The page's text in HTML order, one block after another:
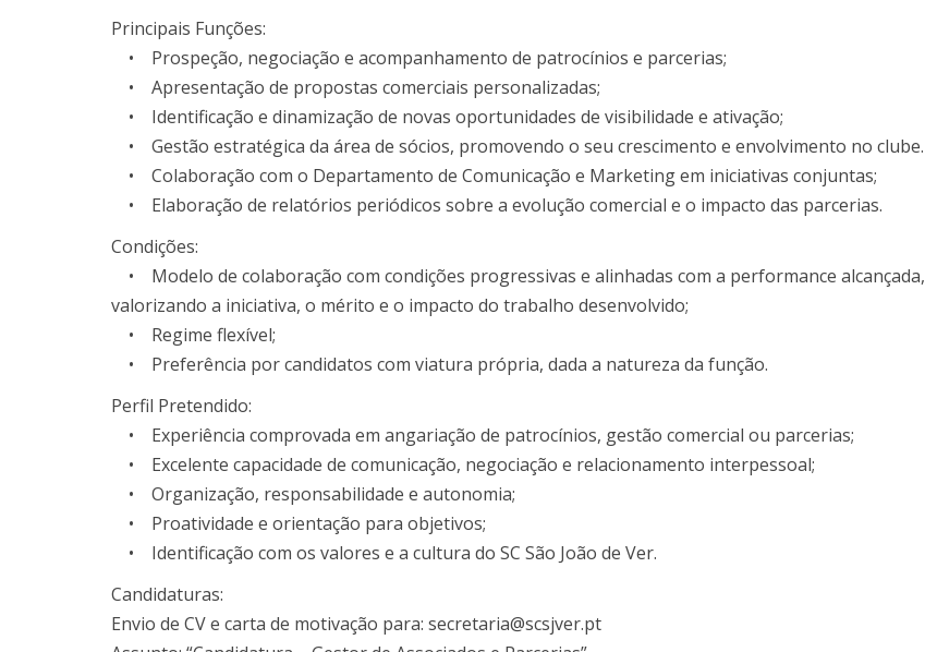
Principais Funções:
• Prospeção, negociação e acompanhamento de patrocínios e parcerias;
• Apresentação de propostas comerciais personalizadas;
• Identificação e dinamização de novas oportunidades de visibilidade e ativação;
• Gestão estratégica da área de sócios, promovendo o seu crescimento e envolvimento no clube.
• Colaboração com o Departamento de Comunicação e Marketing em iniciativas conjuntas;
• Elaboração de relatórios periódicos sobre a evolução comercial e o impacto das parcerias.
Condições:
• Modelo de colaboração com condições progressivas e alinhadas com a performance alcançada,
valorizando a iniciativa, o mérito e o impacto do trabalho desenvolvido;
• Regime flexível;
• Preferência por candidatos com viatura própria, dada a natureza da função.
Perfil Pretendido:
• Experiência comprovada em angariação de patrocínios, gestão comercial ou parcerias;
• Excelente capacidade de comunicação, negociação e relacionamento interpessoal;
• Organização, responsabilidade e autonomia;
• Proatividade e orientação para objetivos;
• Identificação com os valores e a cultura do SC São João de Ver.
Candidaturas:
Envio de CV e carta de motivação para: secretaria@scsjver.pt